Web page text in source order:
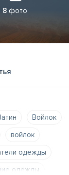
8 фото
Войлок
войлок
одежды
одежды